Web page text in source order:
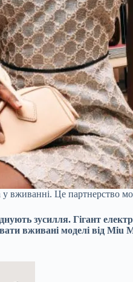
у вживанні. Це партнерство
зусилля. Гігант
вживані моделі від